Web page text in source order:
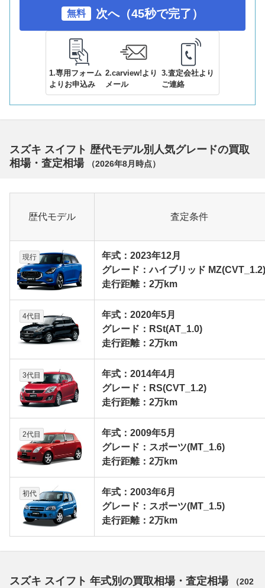
無料 次へ（45秒で完了）
1.専用フォーム
よりお申込み
2.carview!より
メール
3.査定会社より
ご連絡
スズキ スイフト 歴代モデル別人気グレードの買取
相場・査定相場
（2026年8月 時点）
歴代モデル 査定条件
現行
年式：2023年12月
グレード：ハイブリッド MZ(CVT_1.2)
走行距離：2万km
4代目
年式：2020年5月
グレード：RSt(AT_1.0)
走行距離：2万km
3代目
年式：2014年4月
グレード：RS(CVT_1.2)
走行距離：2万km
2代目
年式：2009年5月
グレード：スポーツ(MT_1.6)
走行距離：2万km
初代
年式：2003年6月
グレード：スポーツ(MT_1.5)
走行距離：2万km
スズキ スイフト 年式別の買取相場・査定相場 （202